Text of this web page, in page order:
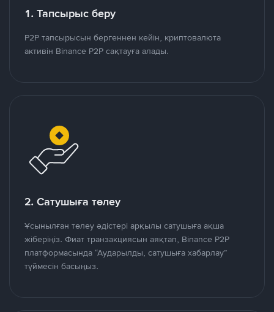
1. Тапсырыс беру
P2P тапсырысын бергеннен кейін, криптовалюта
активін Binance P2P сақтауға алады.
2. Сатушыға төлеу
Ұсынылған төлеу әдістері арқылы сатушыға ақша
жіберіңіз. Фиат транзакциясын аяқтап, Binance P2P
платформасында “Аударылды, сатушыға хабарлау”
түймесін басыңыз.